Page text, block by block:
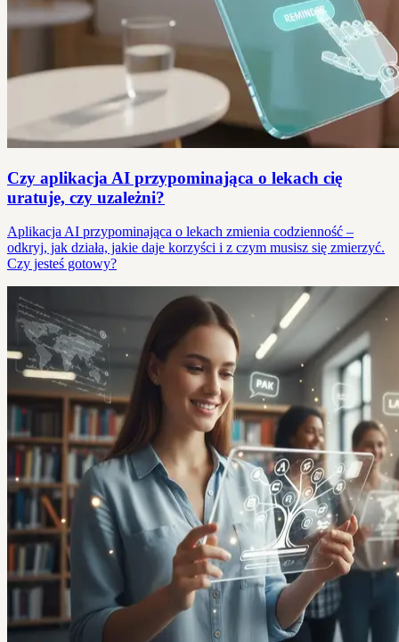
Czy aplikacja AI przypominająca o lekach cię
uratuje, czy uzależni?
Aplikacja AI przypominająca o lekach zmienia codzienność –
odkryj, jak działa, jakie daje korzyści i z czym musisz się zmierzyć.
Czy jesteś gotowy?